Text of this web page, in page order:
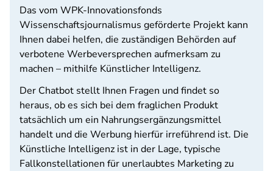
Das vom WPK-Innovationsfonds
Wissenschaftsjournalismus geförderte Projekt kann
Ihnen dabei helfen, die zuständigen Behörden auf
verbotene Werbeversprechen aufmerksam zu
machen – mithilfe Künstlicher Intelligenz.
Der Chatbot stellt Ihnen Fragen und findet so
heraus, ob es sich bei dem fraglichen Produkt
tatsächlich um ein Nahrungsergänzungsmittel
handelt und die Werbung hierfür irreführend ist. Die
Künstliche Intelligenz ist in der Lage, typische
Fallkonstellationen für unerlaubtes Marketing zu